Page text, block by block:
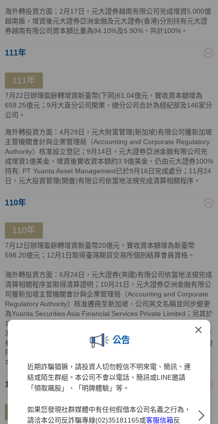
×
公告
近期詐騙猖獗，請投資人切勿輕信不明來電、簡訊、連
結或陌生群組。本公司不會以電話、簡訊或LINE邀請
「領取飆股」、「明牌體驗」等。
如果您發現社群媒體中有任何假借本公司名義之行為，
請洽本公司反詐騙專線(02)35181165或客服信箱反
海外轉投資方面：2月17日，元大證券越南有限公司完成增資5,000億
越南盾，增資後元大證券亞洲金融及元大證券(香港)分別持有元大證
券越南有限公司資本額比重為94.10%及5.90%，共計100%。
111年
111年
7月22日辦理盈餘轉增資新臺幣(下同)61.04億元，實收資本額增為
659.25億元；9月大直分公司開業，總分公司合計為經紀部及146家分
公司。
海外轉投資方面：4月29日，元大財富管理(新加坡)有限公司獲新加坡
主管機關會計與企業管理局（Accounting and Corporate Regulatory
Authority）核准設立登記；9月14日，元大證券亞洲金融有限公司完
成增資1億美金，增資後實收資本額約3.9億美金，仍由元大證券100%
持有; PT Yuanta Asset Management已於9月16日完成處分；11月24
日，元大投資管理(開曼)有限公司依當地法規完成清算相關程序。
110年
110年
7月12日辦理盈餘轉增資新臺幣20億元，實收資本額增為新臺幣
598.20億元；12月1日取得臺灣期貨交易所個別結算會員資格。
海外轉投資方面：6月24日，元大證券(英國)有限公司依當地法規完成
清算相關程序並取得清算證明；10月21日，元大證券亞洲金融有限公
司獲新加坡主管機關會計與企業管理局（Accounting and Corporate
Regulatory Authority）核准遷冊至新加坡，公司英文名稱並同步變更
為Yuanta Securities Asia Financial Services Private Limited；另其於
110年10月28日獲百慕達公司註冊處（Registrar of Companies）核
准遷出，遷出之生效日同其遷入新加坡之生效日；12月15日，元大證
券越南有限公司完成增資5,000億越南盾，增資後元大證券亞洲金融有
限公司及元大證券(香港)有限公司分別持有元大證券越南有限公司資
本額比重為92.62%及7.38%，共計100%。
109年
109年